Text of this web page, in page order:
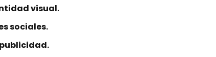
visual.
sociales.
.